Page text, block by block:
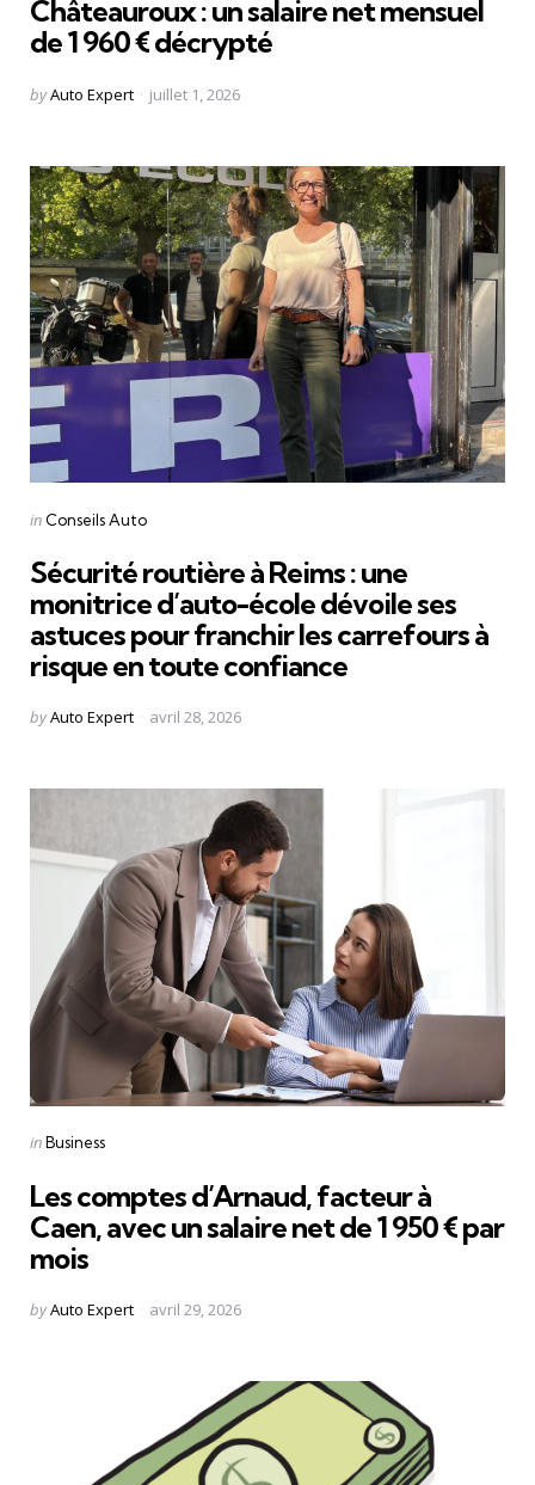
Châteauroux : un salaire net mensuel
de 1 960 € décrypté
Posted
byAuto Expert juillet 1, 2026
Categories
Posted
in Conseils Auto
Sécurité routière à Reims : une
monitrice d’auto-école dévoile ses
astuces pour franchir les carrefours à
risque en toute confiance
Posted
byAuto Expert avril 28, 2026
Categories
Posted
inBusiness
Les comptes d’Arnaud, facteur à
Caen, avec un salaire net de 1 950 € par
mois
Posted
byAuto Expert avril 29, 2026